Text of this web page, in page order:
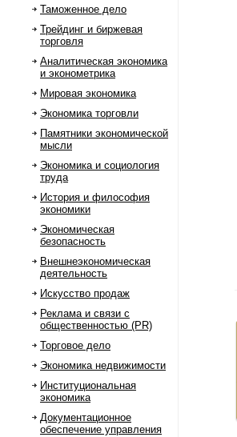
Таможенное дело
Трейдинг и биржевая
торговля
Аналитическая экономика
и эконометрика
Мировая экономика
Экономика торговли
Памятники экономической
мысли
Экономика и социология
труда
История и философия
экономики
Экономическая
безопасность
Внешнеэкономическая
деятельность
Искусство продаж
Реклама и связи с
общественностью (PR)
Торговое дело
Экономика недвижимости
Институциональная
экономика
Документационное
обеспечение управления